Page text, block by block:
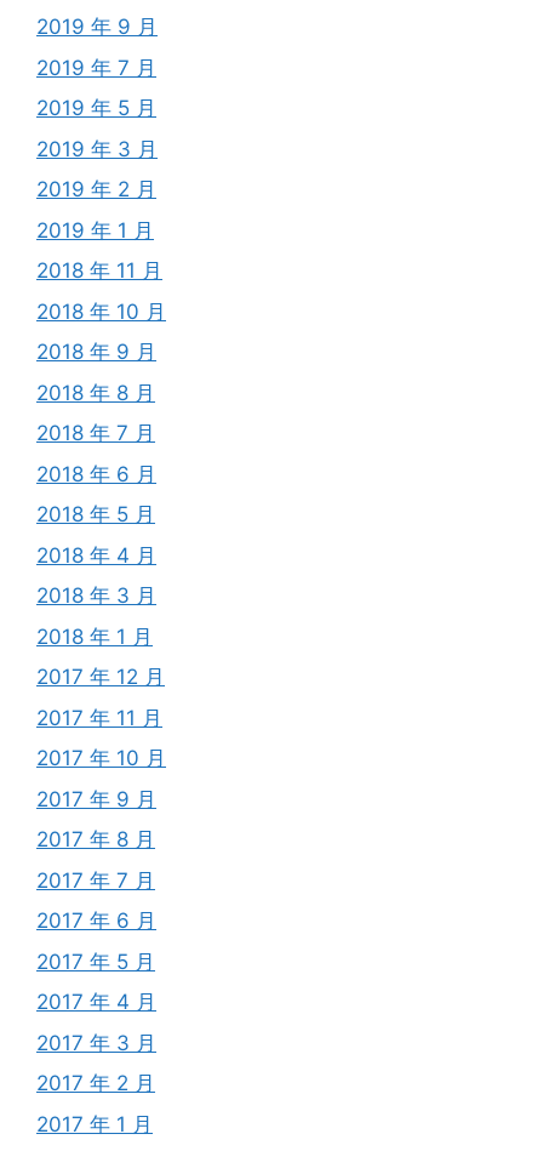
2019 年 9 月
2019 年 7 月
2019 年 5 月
2019 年 3 月
2019 年 2 月
2019 年 1 月
2018 年 11 月
2018 年 10 月
2018 年 9 月
2018 年 8 月
2018 年 7 月
2018 年 6 月
2018 年 5 月
2018 年 4 月
2018 年 3 月
2018 年 1 月
2017 年 12 月
2017 年 11 月
2017 年 10 月
2017 年 9 月
2017 年 8 月
2017 年 7 月
2017 年 6 月
2017 年 5 月
2017 年 4 月
2017 年 3 月
2017 年 2 月
2017 年 1 月